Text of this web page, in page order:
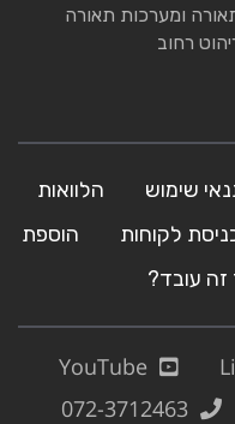
ומערכות תאורה
רחוב
שימוש
הלוואות
לקוחות
הוספת
זה עובד?